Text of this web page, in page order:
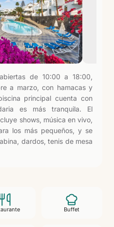
de 10:00 a 18:00,
a marzo, con hamacas y
principal cuenta con
es más tranquila. El
shows, música en vivo,
los más pequeños, y se
dardos, tenis de mesa
Buffet